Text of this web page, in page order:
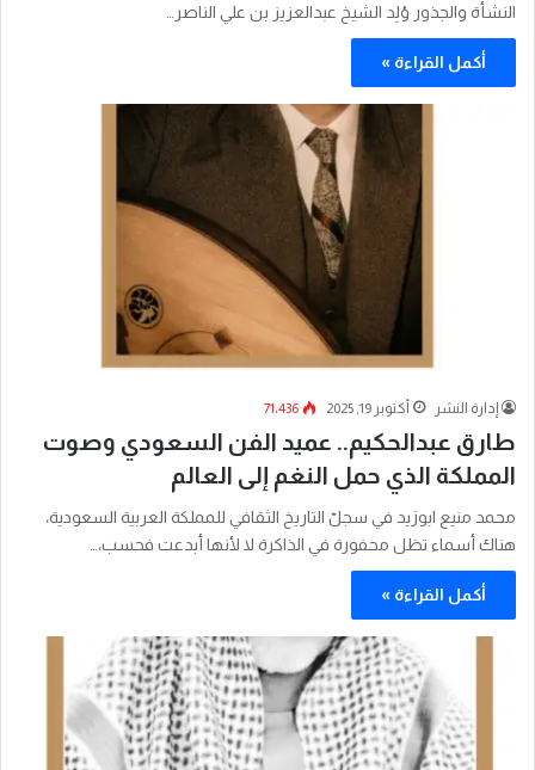
النشأة والجذور وُلِد الشيخ عبدالعزيز بن علي الناصر…
أكمل القراءة »
إدارة النشر أكتوبر 19, 2025 71٬436
طارق عبدالحكيم.. عميد الفن السعودي وصوت
المملكة الذي حمل النغم إلى العالم
محمد منيع ابوزيد في سجلّ التاريخ الثقافي للمملكة العربية السعودية،
هناك أسماء تظل محفورة في الذاكرة لا لأنها أبدعت فحسب،…
أكمل القراءة »